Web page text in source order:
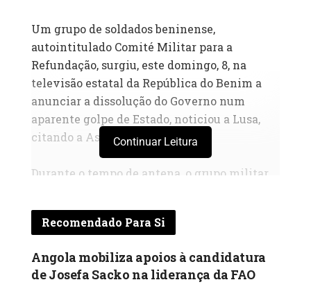
‎Um grupo de soldados beninense,
autointitulado Comité Militar para a
Refundação, surgiu, este domingo, 8, na
televisão estatal da República do Benim a
anunciar a dissolução do Governo num
aparente golpe de Estado, noticiou a Lusa,
citando a Associated Press.
‎Durante o tempo de antena, o grupo militar
todas as instituições estatais.
país, Patrice Talon, supostamente, deveria
sair em Abril, após as eleições presidenciais.
Continuar Leitura
Recomendado Para Si
Angola mobiliza apoios à candidatura
de Josefa Sacko na liderança da FAO